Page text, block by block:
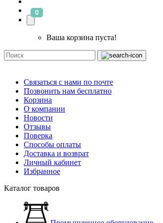
0
Ваша корзина пуста!
Связаться с нами по почте
Позвонить нам бесплатно
Корзина
О компании
Новости
Отзывы
Поверка
Способы оплаты
Доставка и возврат
Личный кабинет
Избранное
Каталог товаров